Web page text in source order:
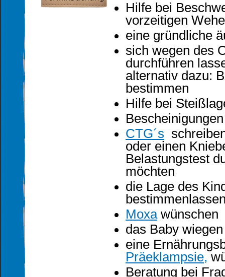
Hilfe bei
vorzeitigen
eine gründliche
sich wegen des
durchführen
alternativ dazu:
bestimmen
Hilfe bei
CTG´s
oder einen
Belastungstest
möchten
die Lage des
Moxawünschen
das Baby
eine
Präeklampsie,
Beratung bei